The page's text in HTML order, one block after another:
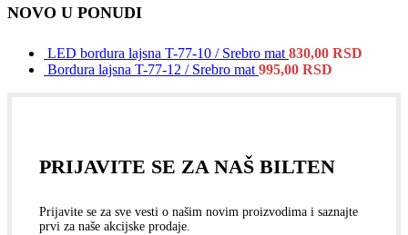
NOVO U PONUDI
LED bordura lajsna T-77-10 / Srebro mat 830,00 RSD
Bordura lajsna T-77-12 / Srebro mat 995,00 RSD
PRIJAVITE SE ZA NAŠ BILTEN
Prijavite se za sve vesti o našim novim proizvodima i saznajte
prvi za naše akcijske prodaje.